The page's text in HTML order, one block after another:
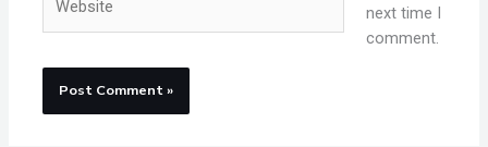
next time I
comment.